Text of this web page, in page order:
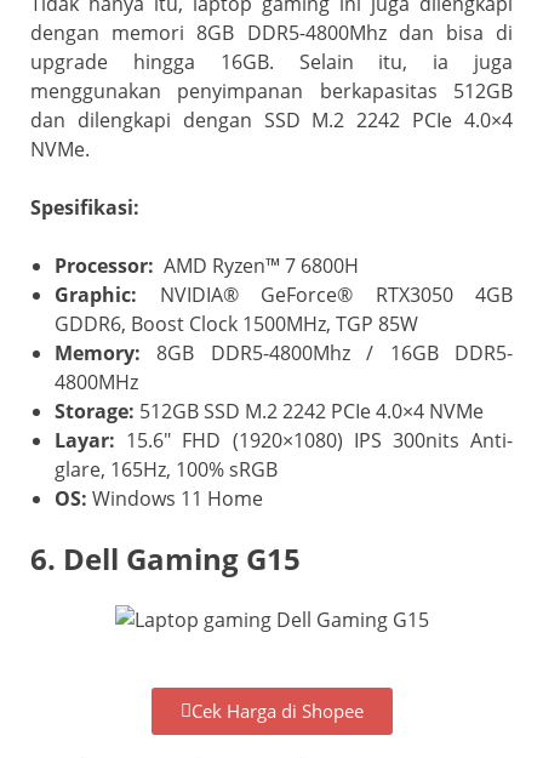
dengan memori 8GB DDR5-4800Mhz dan bisa di
upgrade hingga 16GB. Selain itu, ia juga
menggunakan penyimpanan berkapasitas 512GB
dan dilengkapi dengan SSD M.2 2242 PCIe 4.0×4
NVMe.
Spesifikasi:
Processor: AMD Ryzen™ 7 6800H
Graphic: NVIDIA® GeForce® RTX3050 4GB
GDDR6, Boost Clock 1500MHz, TGP 85W
Memory: 8GB DDR5-4800Mhz / 16GB DDR5-
4800MHz
Storage: 512GB SSD M.2 2242 PCIe 4.0×4 NVMe
Layar: 15.6″ FHD (1920×1080) IPS 300nits Anti-
glare, 165Hz, 100% sRGB
OS: Windows 11 Home
6. Dell Gaming G15
Cek Harga di Shopee